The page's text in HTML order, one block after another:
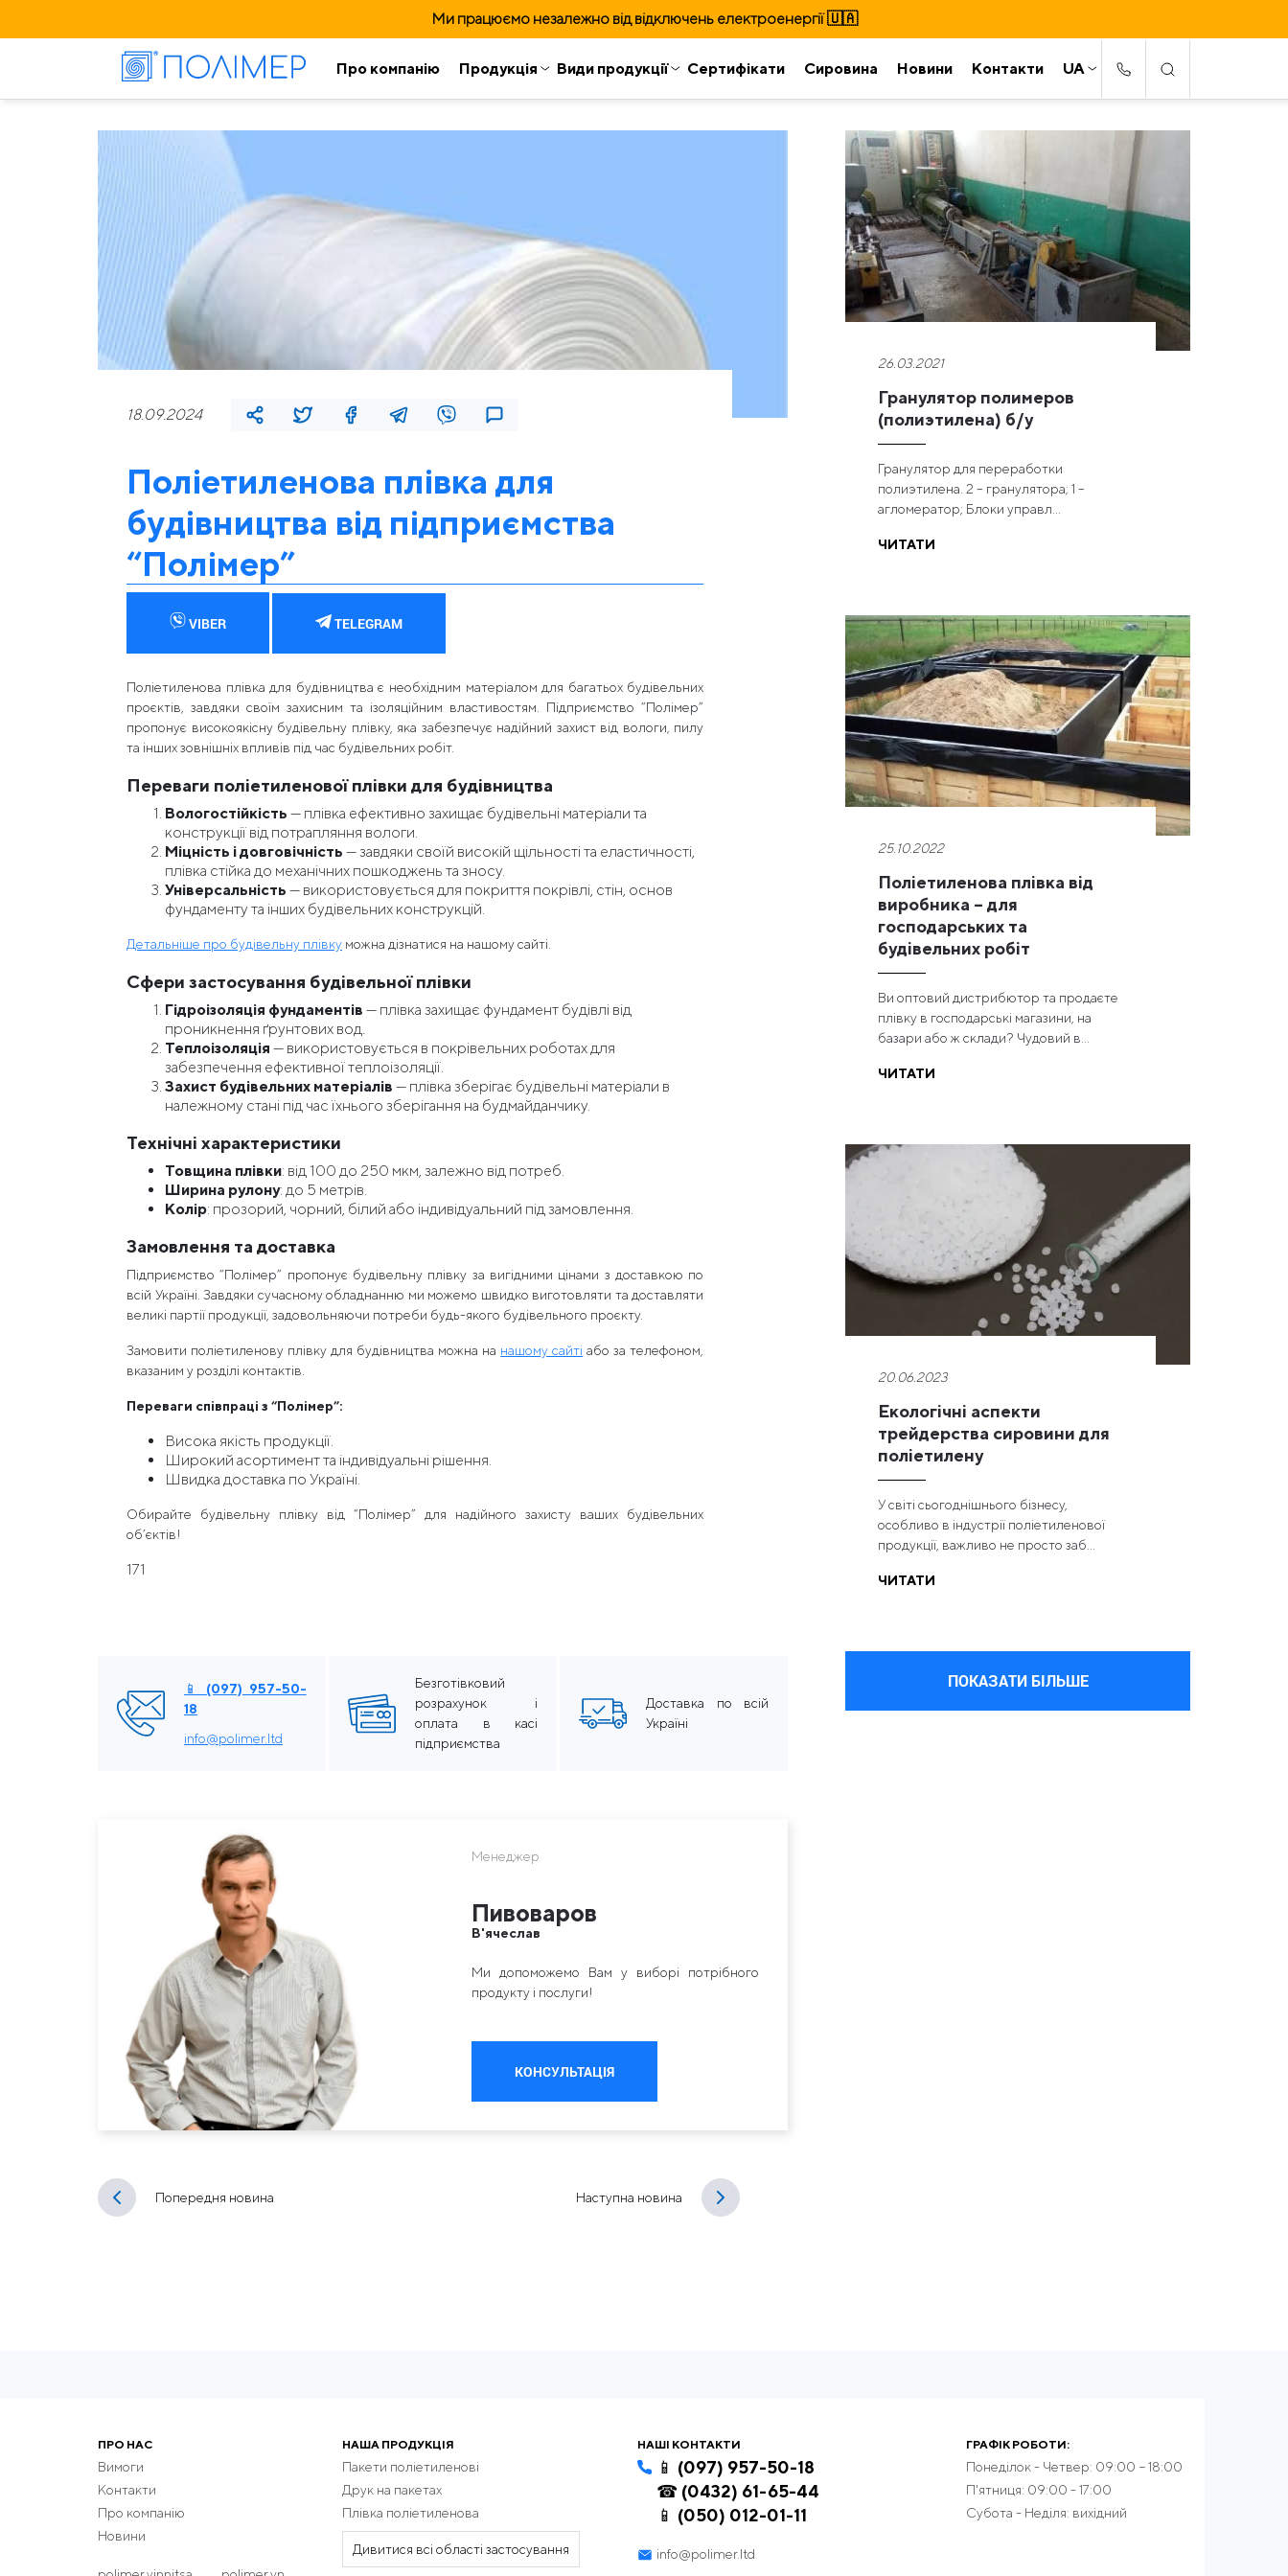
Ми працюємо незалежно від відключень електроенергії 🇺🇦
Про компанію Продукція Види продукції Сертифікати Сировина Новини Контакти UA
18.09.2024
Поліетиленова плівка для
будівництва від підприємства
“Полімер”
VIBER TELEGRAM
Поліетиленова плівка для будівництва є необхідним матеріалом для багатьох будівельних
проєктів, завдяки своїм захисним та ізоляційним властивостям. Підприємство “Полімер”
пропонує високоякісну будівельну плівку, яка забезпечує надійний захист від вологи, пилу
та інших зовнішніх впливів під час будівельних робіт.
Переваги поліетиленової плівки для будівництва
Вологостійкість — плівка ефективно захищає будівельні матеріали та
конструкції від потрапляння вологи.
Міцність і довговічність — завдяки своїй високій щільності та еластичності,
плівка стійка до механічних пошкоджень та зносу.
Універсальність — використовується для покриття покрівлі, стін, основ
фундаменту та інших будівельних конструкцій.
Детальніше про будівельну плівку можна дізнатися на нашому сайті.
Сфери застосування будівельної плівки
Гідроізоляція фундаментів — плівка захищає фундамент будівлі від
проникнення ґрунтових вод.
Теплоізоляція — використовується в покрівельних роботах для
забезпечення ефективної теплоізоляції.
Захист будівельних матеріалів — плівка зберігає будівельні матеріали в
належному стані під час їхнього зберігання на будмайданчику.
Технічні характеристики
Товщина плівки: від 100 до 250 мкм, залежно від потреб.
Ширина рулону: до 5 метрів.
Колір: прозорий, чорний, білий або індивідуальний під замовлення.
Замовлення та доставка
Підприємство “Полімер” пропонує будівельну плівку за вигідними цінами з доставкою по
всій Україні. Завдяки сучасному обладнанню ми можемо швидко виготовляти та доставляти
великі партії продукції, задовольняючи потреби будь-якого будівельного проєкту.
Замовити поліетиленову плівку для будівництва можна на нашому сайті або за телефоном,
вказаним у розділі контактів.
Переваги співпраці з “Полімер”:
Висока якість продукції.
Широкий асортимент та індивідуальні рішення.
Швидка доставка по Україні.
Обирайте будівельну плівку від “Полімер” для надійного захисту ваших будівельних
об’єктів!
171
📱 (097) 957-50-
18
info@polimer.ltd
Безготівковий
розрахунок і
оплата в касі
підприємства
Доставка по всій
Україні
Менеджер
Пивоваров
В'ячеслав
Ми допоможемо Вам у виборі потрібного
продукту і послуги!
КОНСУЛЬТАЦІЯ
Попередня новина Наступна новина
26.03.2021
Гранулятор полимеров
(полиэтилена) б/у
Гранулятор для переработки
полиэтилена. 2 – гранулятора; 1 –
агломератор; Блоки управл...
ЧИТАТИ
25.10.2022
Поліетиленова плівка від
виробника – для
господарських та
будівельних робіт
Ви оптовий дистрибютор та продаєте
плівку в господарські магазини, на
базари або ж склади? Чудовий в...
ЧИТАТИ
20.06.2023
Екологічні аспекти
трейдерства сировини для
поліетилену
У світі сьогоднішнього бізнесу,
особливо в індустрії поліетиленової
продукції, важливо не просто заб...
ЧИТАТИ
ПОКАЗАТИ БІЛЬШЕ
ПРО НАС
Вимоги
Контакти
Про компанію
Новини
НАША ПРОДУКЦІЯ
Пакети поліетиленові
Друк на пакетах
Плівка поліетиленова
Дивитися всі області застосування
НАШІ КОНТАКТИ
📱 (097) 957-50-18
☎ (0432) 61-65-44
📱 (050) 012-01-11
info@polimer.ltd
ГРАФІК РОБОТИ:
Понеділок - Четвер: 09:00 − 18:00
П'ятниця: 09:00 - 17:00
Субота - Неділя: вихідний